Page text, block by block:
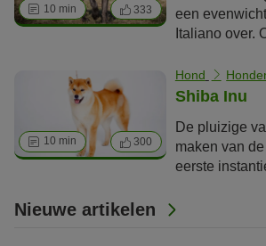
familiehond
naar sport en
10 min 333
een
Italiano over.
bekend onder
"Italiaanse
ras steeds
vooral
baasjes met
10 min 300
Hond
Shiba Inu
De pluizige
maken van
eerste
veel
Nieuwe artikelen